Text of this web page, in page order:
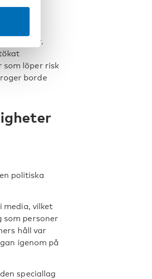
droger.
löper risk
borde
politiska
media, vilket
personer
håll var
igenom på
speciallag